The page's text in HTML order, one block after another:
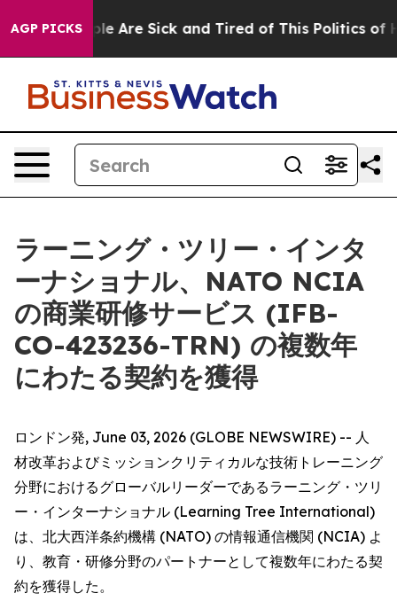
AGP PICKS
“People Are Sick and Tired of This Politics of
ラーニング・ツリー・インタ
ーナショナル、NATO NCIA
の商業研修サービス (IFB-
CO-423236-TRN) の複数年
にわたる契約を獲得
ロンドン発, June 03, 2026 (GLOBE NEWSWIRE) -- 人
材改革およびミッションクリティカルな技術トレーニング
分野におけるグローバルリーダーであるラーニング・ツリ
ー・インターナショナル (Learning Tree International)
は、北大西洋条約機構 (NATO) の情報通信機関 (NCIA) よ
り、教育・研修分野のパートナーとして複数年にわたる契
約を獲得した。